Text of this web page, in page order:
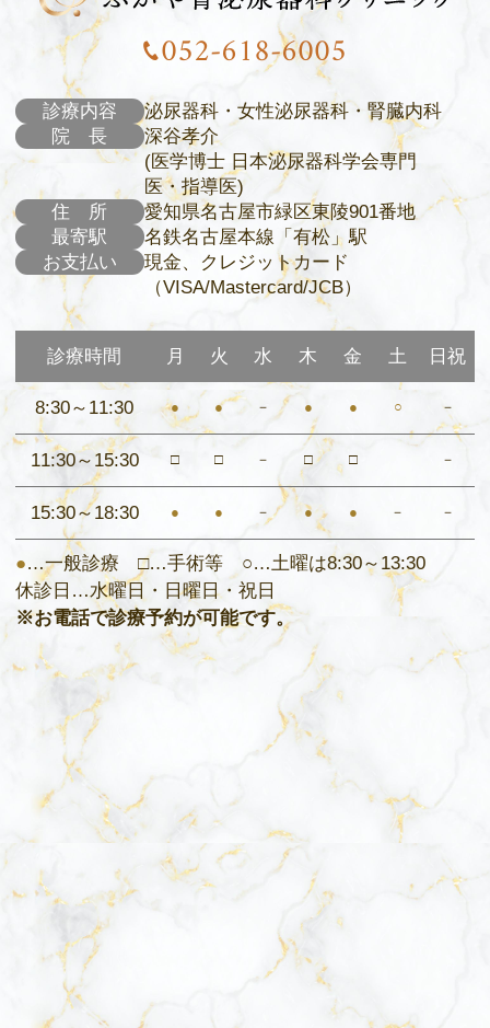
052-618-6005
診療内容
泌尿器科・女性泌尿器科・腎臓内科
院 長
深谷孝介
(医学博士 日本泌尿器科学会専門
医・指導医)
住 所
愛知県名古屋市緑区東陵901番地
最寄駅
名鉄名古屋本線「有松」駅
お支払い
現金、クレジットカード
（VISA/Mastercard/JCB）
●…一般診療 □…手術等 ○…土曜は8:30～13:30
休診日…水曜日・日曜日・祝日
※お電話で診療予約が可能です。
診療時間 月 火 水 木 金 土 日祝
8:30～11:30 ● ● － ● ● ○ －
11:30～15:30 □ □ － □ □ －
15:30～18:30 ● ● － ● ● － －